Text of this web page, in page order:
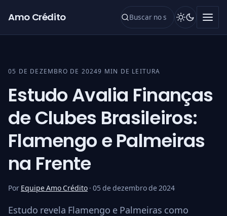
Amo Crédito
05 DE DEZEMBRO DE 20249 MIN DE LEITURA
Estudo Avalia Finanças
de Clubes Brasileiros:
Flamengo e Palmeiras
na Frente
Por Equipe Amo Crédito · 05 de dezembro de 2024
Estudo revela Flamengo e Palmeiras como